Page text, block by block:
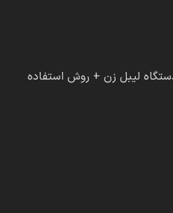
دستگاه لیبل زن + روش استفاده